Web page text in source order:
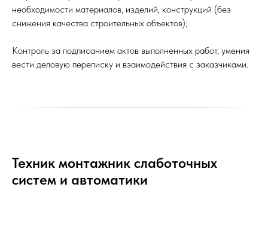
необходимости материалов, изделий, конструкций (без
снижения качества строительных объектов);
Контроль за подписанием актов выполненных работ, умения
вести деловую переписку и взаимодействия с заказчиками.
Техник монтажник слаботочных
систем и автоматики